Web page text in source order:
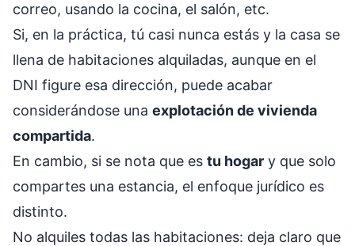
correo, usando la cocina, el salón, etc.
Si, en la práctica, tú casi nunca estás y la casa se
llena de habitaciones alquiladas, aunque en el
DNI figure esa dirección, puede acabar
considerándose una explotación de vivienda
compartida.
En cambio, si se nota que es tu hogar y que solo
compartes una estancia, el enfoque jurídico es
distinto.
No alquiles todas las habitaciones: deja claro que